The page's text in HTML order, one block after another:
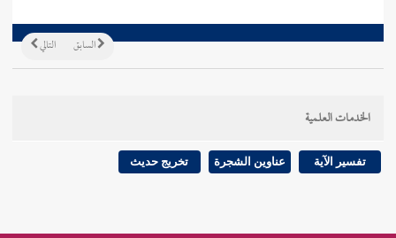
التالي السابق
الخدمات العلمية
تفسير الآية عناوين الشجرة تخريج حديث